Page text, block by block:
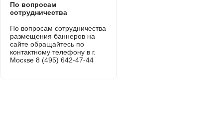
По вопросам
сотрудничества
По вопросам сотрудничества
размещения баннеров на
сайте обращайтесь по
контактному телефону в г.
Москве 8 (495) 642-47-44